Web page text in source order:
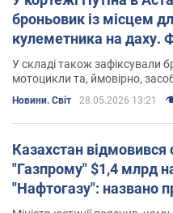
броньовик із місцем
кулеметника на даху.
У складі також зафіксували
мотоцикли та, ймовірно,
Новини. Світ 28.05.2026 13:21
Казахстан відмовився
"Газпрому" $1,4 млрд
"Нафтогазу": названо